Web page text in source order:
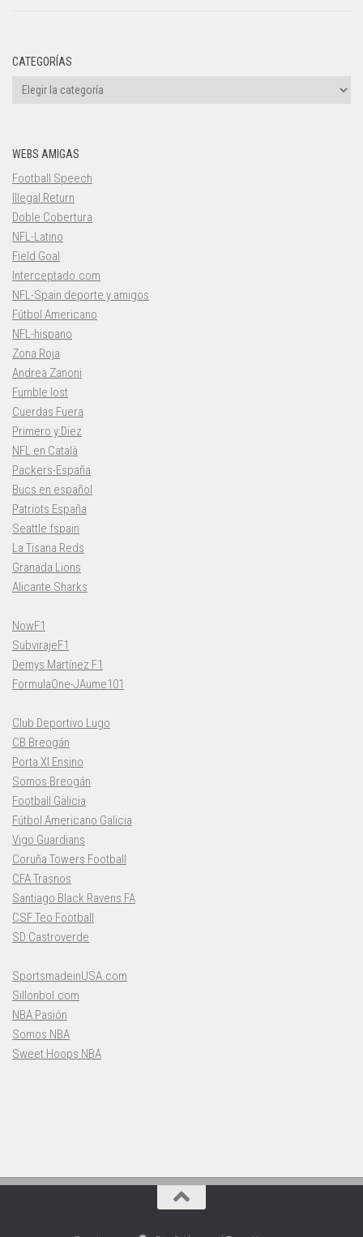
CATEGORÍAS
Categorías
WEBS AMIGAS
Football Speech
Illegal Return
Doble Cobertura
NFL-Latino
Field Goal
Interceptado.com
NFL-Spain deporte y amigos
Fútbol Americano
NFL-hispano
Zona Roja
Andrea Zanoni
Fumble lost
Cuerdas Fuera
Primero y Diez
NFL en Català
Packers-España
Bucs en español
Patriots España
Seattle fspain
La Tisana Reds
Granada Lions
Alicante Sharks
NowF1
SubvirajeF1
Demys Martínez F1
FormulaOne-JAume101
Club Deportivo Lugo
CB Breogán
Porta XI Ensino
Somos Breogán
Football Galicia
Fútbol Americano Galicia
Vigo Guardians
Coruña Towers Football
CFA Trasnos
Santiago Black Ravens FA
CSF Teo Football
SD Castroverde
SportsmadeinUSA.com
Sillonbol.com
NBA Pasión
Somos NBA
Sweet Hoops NBA